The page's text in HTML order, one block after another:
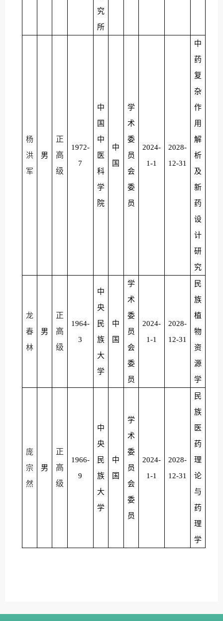
究
所
杨
洪
军
男
正
高
级
1972-
7
中
国
中
医
科
学
院
中
国
学
术
委
员
会
委
员
2024-
1-1
2028-
12-31
中
药
复
杂
作
用
解
析
及
新
药
设
计
研
究
龙
春
林
男
正
高
级
1964-
3
中
央
民
族
大
学
中
国
学
术
委
员
会
委
员
2024-
1-1
2028-
12-31
民
族
植
物
资
源
学
庞
宗
然
男
正
高
级
1966-
9
中
央
民
族
大
学
中
国
学
术
委
员
会
委
员
2024-
1-1
2028-
12-31
民
族
医
药
理
论
与
药
理
学